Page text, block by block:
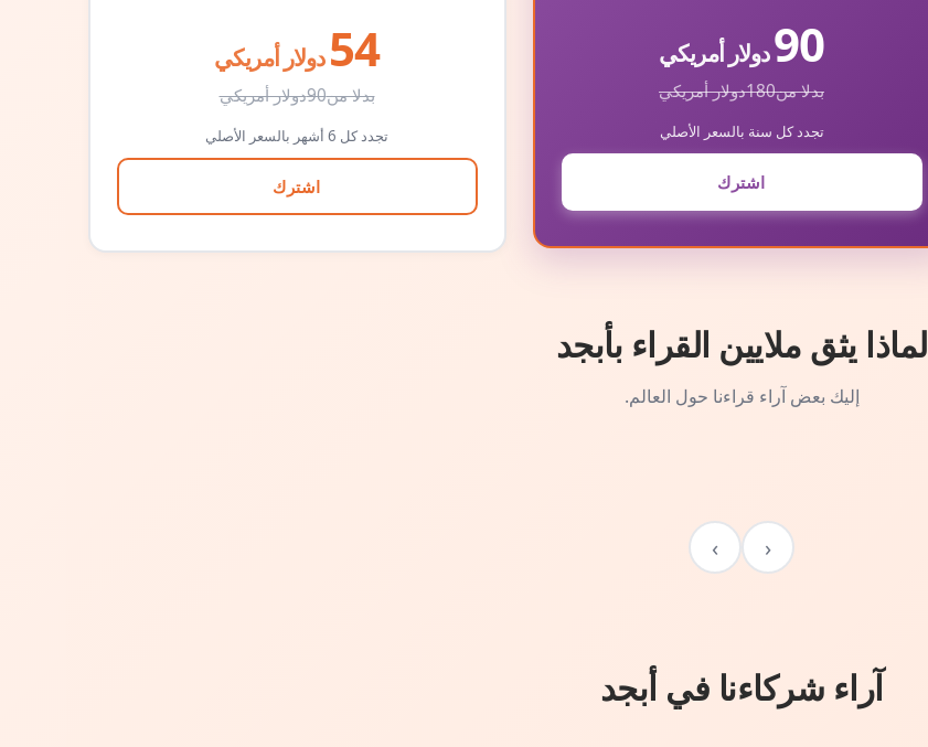
90دولار أمريكي
بدلا من180دولار أمريكي
تجدد كل سنة بالسعر الأصلي
اشترك
54 دولار أمريكي
بدلا من90دولار أمريكي
تجدد كل 6 أشهر بالسعر الأصلي
اشترك
لماذا يثق ملايين القراء بأبجد
إليك بعض آراء قراءنا حول العالم.
‹
›
آراء شركاءنا في أبجد